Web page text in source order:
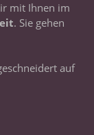
mit Ihnen im
. Sie gehen
auf